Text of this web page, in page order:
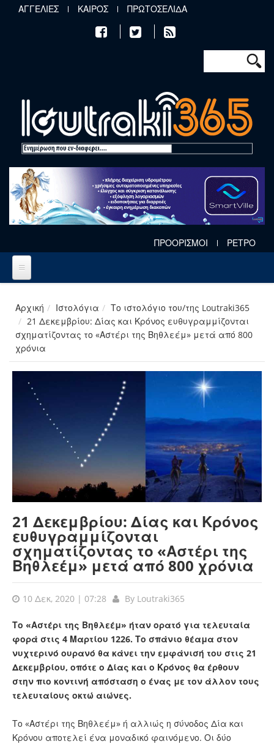
Παράκαμψη προς το κυρίως περιεχόμενο
ΑΓΓΕΛΙΕΣ ΚΑΙΡΟΣ ΠΡΩΤΟΣΕΛΙΔΑ
Φόρμα
Αναζήτηση
ΠΡΟΟΡΙΣΜΟΙ ΡΕΤΡΟ
Αρχική Ιστολόγια
Το ιστολόγιο του/της Loutraki365
21 Δεκεμβρίου: Δίας και Κρόνος ευθυγραμμίζονται
σχηματίζοντας το «Αστέρι της Βηθλεέμ» μετά από 800
χρόνια
21 Δεκεμβρίου: Δίας και Κρόνος
ευθυγραμμίζονται
σχηματίζοντας το «Αστέρι της
Βηθλεέμ» μετά από 800 χρόνια
10 Δεκ, 2020 | 07:28 By Loutraki365
Το «Αστέρι της Βηθλεέμ» ήταν ορατό για τελευταία
φορά στις 4 Μαρτίου 1226. Το σπάνιο θέαμα στον
νυχτερινό ουρανό θα κάνει την εμφάνισή του στις 21
Δεκεμβρίου, οπότε ο Δίας και ο Κρόνος θα έρθουν
στην πιο κοντινή απόσταση ο ένας με τον άλλον τους
τελευταίους οκτώ αιώνες.
Το «Αστέρι της Βηθλεέμ» ή αλλιώς η σύνοδος Δία και
Κρόνου αποτελεί ένα μοναδικό φαινόμενο. Οι δύο